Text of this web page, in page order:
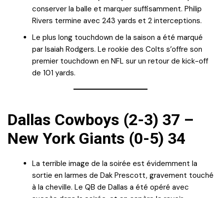
conserver la balle et marquer suffisamment. Philip
Rivers termine avec 243 yards et 2 interceptions.
Le plus long touchdown de la saison a été marqué
par Isaiah Rodgers. Le rookie des Colts s’offre son
premier touchdown en NFL sur un retour de kick-off
de 101 yards.
Dallas Cowboys (2-3) 37 –
New York Giants (0-5) 34
La terrible image de la soirée est évidemment la
sortie en larmes de Dak Prescott, gravement touché
à la cheville. Le QB de Dallas a été opéré avec